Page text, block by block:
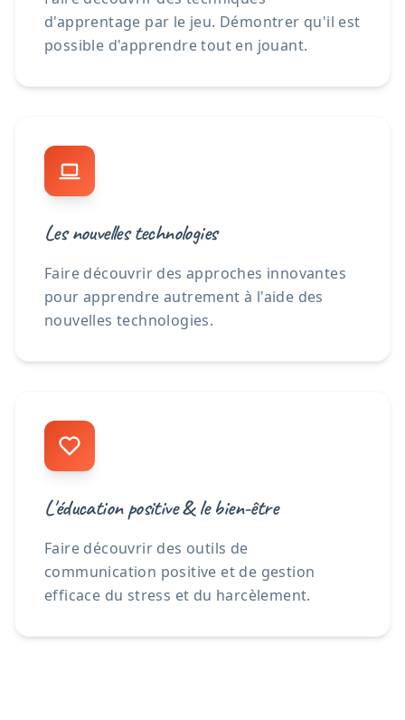
d'apprentage par le jeu. Démontrer qu'il est
possible d'apprendre tout en jouant.
Les nouvelles technologies
Faire découvrir des approches innovantes
pour apprendre autrement à l'aide des
nouvelles technologies.
L'éducation positive & le bien-être
Faire découvrir des outils de
communication positive et de gestion
efficace du stress et du harcèlement.